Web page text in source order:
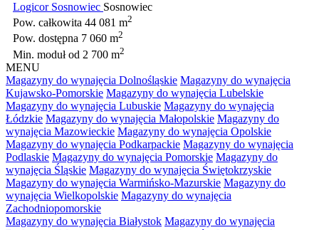
Logicor Sosnowiec Sosnowiec
Pow. całkowita 44 081 m2
Pow. dostępna 7 060 m2
Min. modułod 2 700 m2
MENU
Magazyny do wynajęcia Dolnośląskie Magazyny do wynajęcia
Kujawsko-Pomorskie Magazyny do wynajęcia Lubelskie
Magazyny do wynajęcia Lubuskie Magazyny do wynajęcia
Łódzkie Magazyny do wynajęcia Małopolskie Magazyny do
wynajęcia Mazowieckie Magazyny do wynajęcia Opolskie
Magazyny do wynajęcia Podkarpackie Magazyny do wynajęcia
Podlaskie Magazyny do wynajęcia Pomorskie Magazyny do
wynajęcia Śląskie Magazyny do wynajęcia Świętokrzyskie
Magazyny do wynajęcia Warmińsko-Mazurskie Magazyny do
wynajęcia Wielkopolskie Magazyny do wynajęcia
Zachodniopomorskie
Magazyny do wynajęcia Białystok Magazyny do wynajęcia